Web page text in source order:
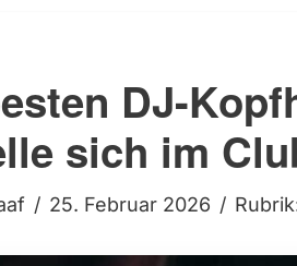
DJ-
sich im
25. Februar 2026